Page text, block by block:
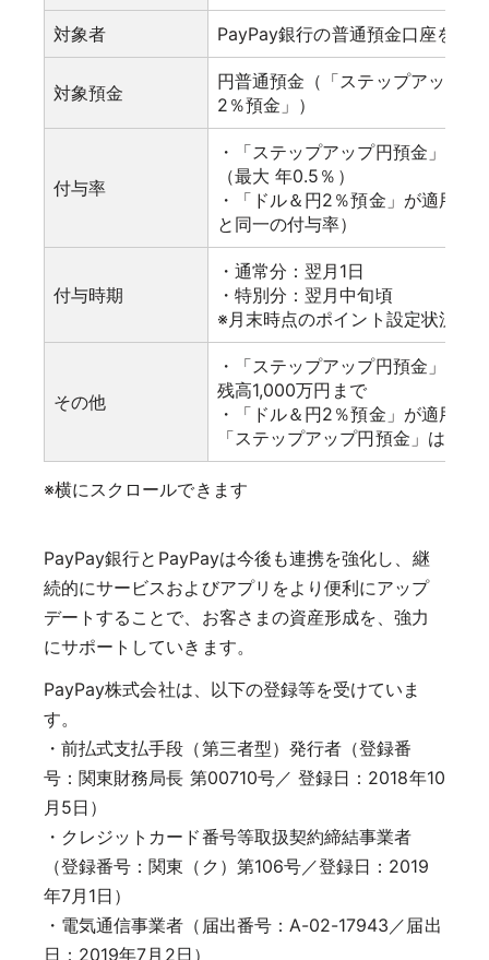
対象者 PayPay銀行の普通預金口座をお
対象預金
円普通預金（「ステップアップ円
2％預金」）
付与率
・「ステップアップ円預金」が適
（最大 年0.5％）
・「ドル＆円2％預金」が適用さ
と同一の付与率）
付与時期
・通常分：翌月1日
・特別分：翌月中旬頃
※月末時点のポイント設定状況に
その他
・「ステップアップ円預金」の
残高1,000万円まで
・「ドル＆円2％預金」が適用さ
「ステップアップ円預金」は適用
※横にスクロールできます
PayPay銀行とPayPayは今後も連携を強化し、継
続的にサービスおよびアプリをより便利にアップ
デートすることで、お客さまの資産形成を、強力
にサポートしていきます。
PayPay株式会社は、以下の登録等を受けていま
す。
・前払式支払手段（第三者型）発行者（登録番
号：関東財務局長 第00710号／ 登録日：2018年10
月5日）
・クレジットカード番号等取扱契約締結事業者
（登録番号：関東（ク）第106号／登録日：2019
年7月1日）
・電気通信事業者（届出番号：A-02-17943／届出
日：2019年7月2日）